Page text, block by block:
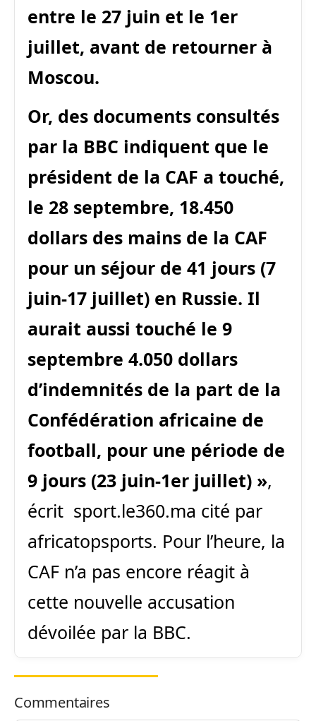
entre le 27 juin et le 1er
juillet, avant de retourner à
Moscou.
Or, des documents consultés
par la BBC indiquent que le
président de la CAF a touché,
le 28 septembre, 18.450
dollars des mains de la CAF
pour un séjour de 41 jours (7
juin-17 juillet) en Russie. Il
aurait aussi touché le 9
septembre 4.050 dollars
d’indemnités de la part de la
Confédération africaine de
football, pour une période de
9 jours (23 juin-1er juillet) »,
écrit sport.le360.ma cité par
africatopsports. Pour l’heure, la
CAF n’a pas encore réagit à
cette nouvelle accusation
dévoilée par la BBC.
Commentaires